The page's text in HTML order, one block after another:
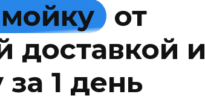
от
доставкой и
1 день